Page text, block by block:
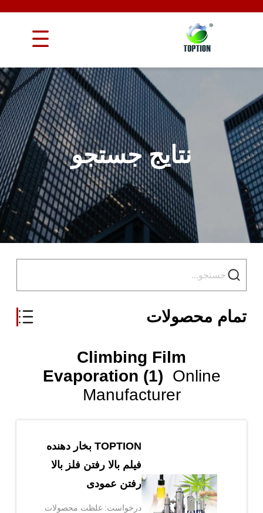
نتایج جستجو
تمام محصولات
Climbing Film
Evaporation (1) Online
Manufacturer
TOPTION بخار دهنده
فیلم بالا رفتن فلز بالا
رفتن عمودی
درخواست: غلظت محصولات